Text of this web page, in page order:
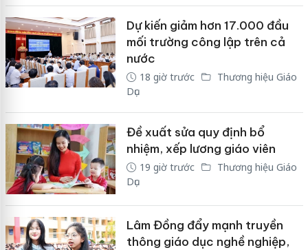
Dự kiến giảm hơn 17.000 đầu
mối trường công lập trên cả
nước
18 giờ trước
Thương hiệu Giáo
Dục
Đề xuất sửa quy định bổ
nhiệm, xếp lương giáo viên
19 giờ trước
Thương hiệu Giáo
Dục
Lâm Đồng đẩy mạnh truyền
thông giáo dục nghề nghiệp,